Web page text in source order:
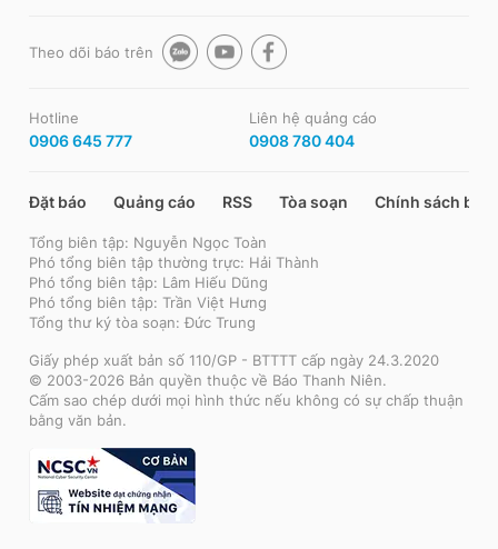
Theo dõi báo trên
Hotline
0906 645 777
Liên hệ quảng cáo
0908 780 404
Đặt báo Quảng cáo RSS Tòa soạn Chính sách bảo
Tổng biên tập: Nguyễn Ngọc Toàn
Phó tổng biên tập thường trực: Hải Thành
Phó tổng biên tập: Lâm Hiếu Dũng
Phó tổng biên tập: Trần Việt Hưng
Tổng thư ký tòa soạn: Đức Trung
Giấy phép xuất bản số 110/GP - BTTTT cấp ngày 24.3.2020
© 2003-2026 Bản quyền thuộc về Báo Thanh Niên.
Cấm sao chép dưới mọi hình thức nếu không có sự chấp thuận
bằng văn bản.